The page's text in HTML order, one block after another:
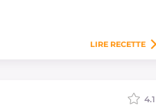
LIRE RECETTE
4.1